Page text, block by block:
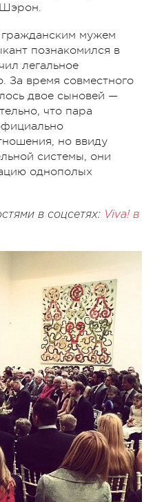
мужем
познакомился в
легальное
За время совместного
двое сыновей —
что пара
но ввиду
системы, они
однополых
в соцсетях: Viva! в